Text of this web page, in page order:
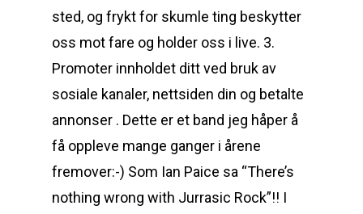
sted, og frykt for skumle ting beskytter
oss mot fare og holder oss i live. 3.
Promoter innholdet ditt ved bruk av
sosiale kanaler, nettsiden din og betalte
annonser . Dette er et band jeg håper å
få oppleve mange ganger i årene
fremover:-) Som Ian Paice sa “There’s
nothing wrong with Jurrasic Rock”!! I